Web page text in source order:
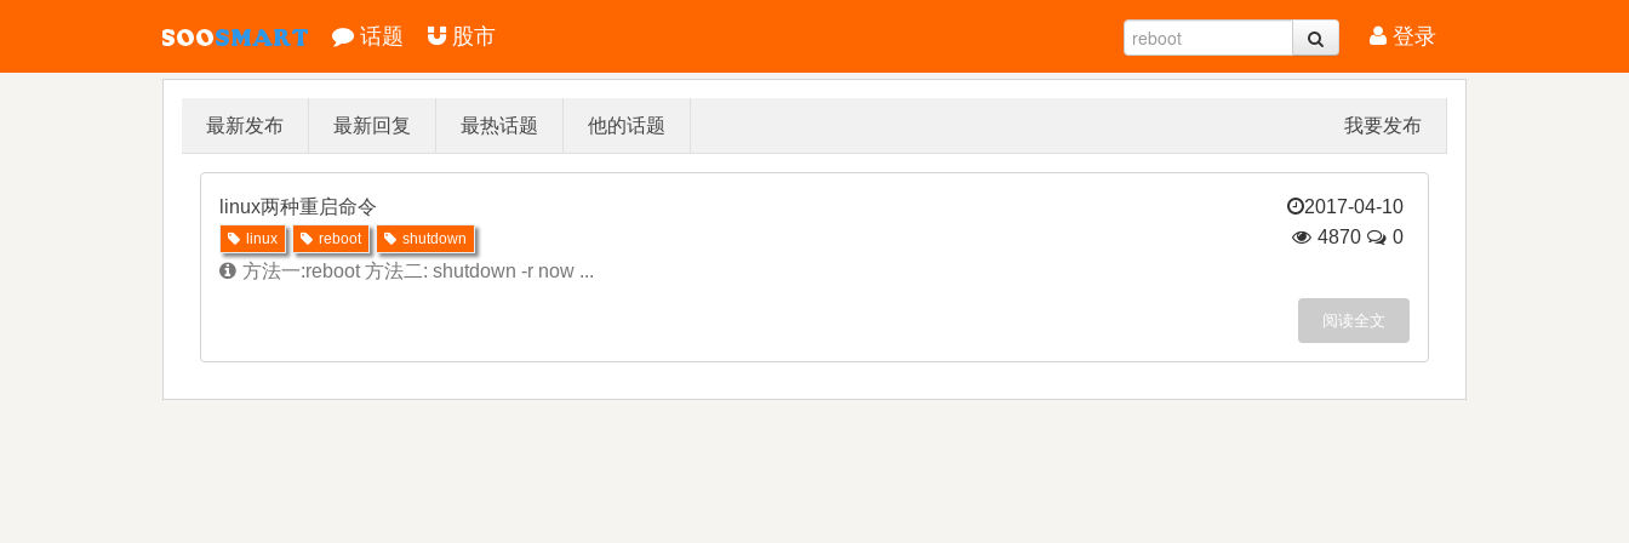
登录
话题 股市
最新发布 最新回复 最热话题 他的话题 我要发布
linux两种重启命令 2017-04-10
linux reboot shutdown 4870
0
方法一:reboot 方法二: shutdown -r now ...
阅读全文